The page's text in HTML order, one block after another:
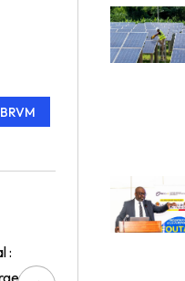
BRVM